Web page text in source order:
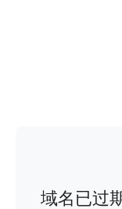
域名已过